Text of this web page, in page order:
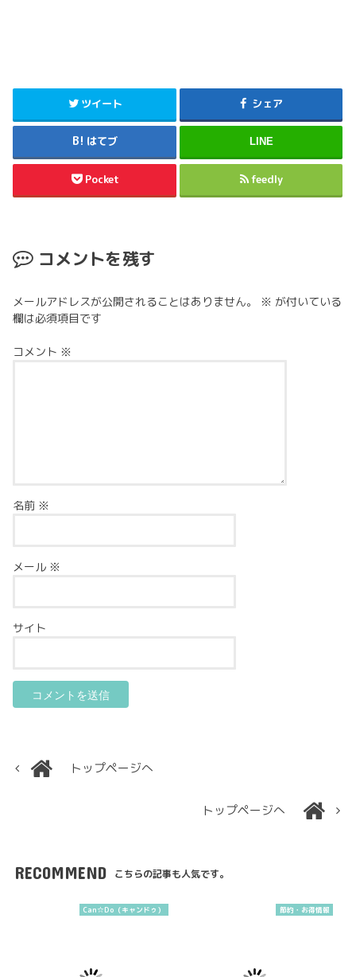
ツイート シェア
はてブ LINE
Pocket feedly
コメントを残す
メールアドレスが公開されることはありません。 ※ が付いている
欄は必須項目です
コメント ※
名前 ※
メール ※
サイト
トップページへ
トップページへ
RECOMMEND こちらの記事も人気です。
Can☆Do（キャンドゥ） 節約・お得情報